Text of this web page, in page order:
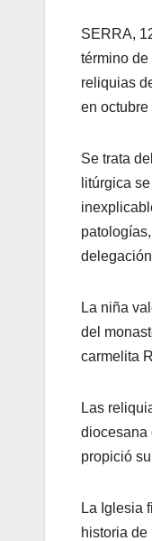
SERRA,
término
reliquias
en octubre
Se trata
litúrgica
La niña
del
carmelita
Las
diocesana
propició
La Iglesia
historia